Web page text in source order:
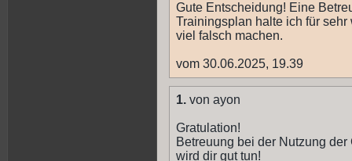
Gute Entscheidung! Eine
Trainingsplan halte ich für
viel falsch machen.
vom 30.06.2025, 19.39
1. von ayon
Gratulation!
Betreuung bei der Nutzung
wird dir gut tun!